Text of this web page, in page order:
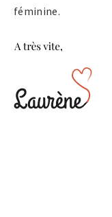
féminine.